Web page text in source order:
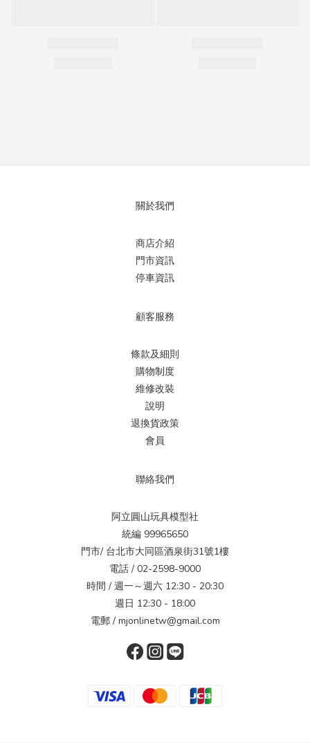
關於我們
商店介紹
門市資訊
停車資訊
顧客服務
條款及細則
購物制度
維修改裝
說明
退換貨政策
會員
聯絡我們
阿立圓山玩具模型社
統編 99965650
門市/ 台北市大同區酒泉街31號1樓
電話 / 02-2598-9000
時間 / 週一～週六 12:30 - 20:30
週日 12:30 - 18:00
電郵 / mjonlinetw@gmail.com